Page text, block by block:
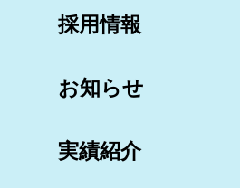
採用情報
お知らせ
実績紹介